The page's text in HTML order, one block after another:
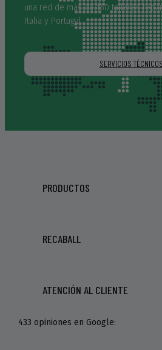
una red de más de 150 talleres
Italia y Portugal.
SERVICIOS TÉCNICOS
PRODUCTOS
RECABALL
ATENCIÓN AL CLIENTE
433 opiniones en Google: